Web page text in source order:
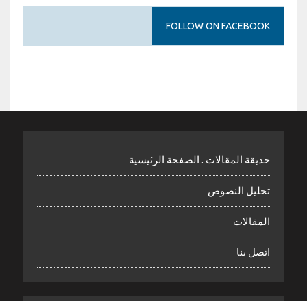
FOLLOW ON FACEBOOK
حديقة المقالات . الصفحة الرئيسية
تحليل النصوص
المقالات
اتصل بنا